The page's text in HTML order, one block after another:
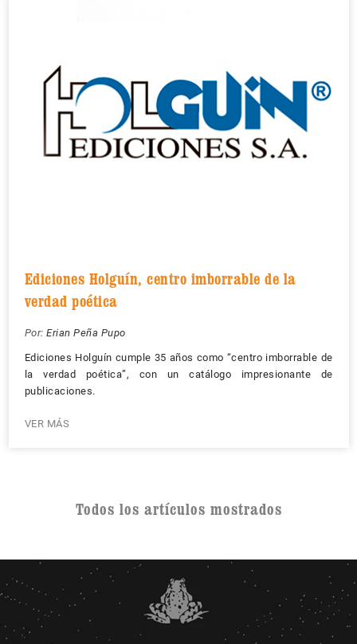
Ediciones Holguín, centro imborrable de la
verdad poética
Por: Erian Peña Pupo
Ediciones Holguín cumple 35 años como “centro imborrable de
la verdad poética”, con un catálogo impresionante de
publicaciones.
VER MÁS
Todos los artículos mostrados